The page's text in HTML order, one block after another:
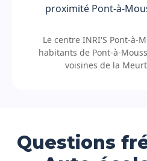
proximité Pont-à-
Le centre INRI'S Pont-à-
habitants de Pont-à-
voisines de la
Questions